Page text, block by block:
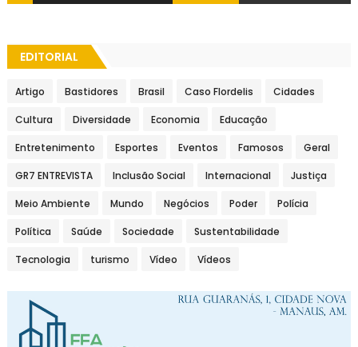
EDITORIAL
Artigo Bastidores Brasil Caso Flordelis Cidades
Cultura Diversidade Economia Educação
Entretenimento Esportes Eventos Famosos Geral
GR7 ENTREVISTA Inclusão Social Internacional Justiça
Meio Ambiente Mundo Negócios Poder Polícia
Política Saúde Sociedade Sustentabilidade
Tecnologia turismo Vídeo Vídeos